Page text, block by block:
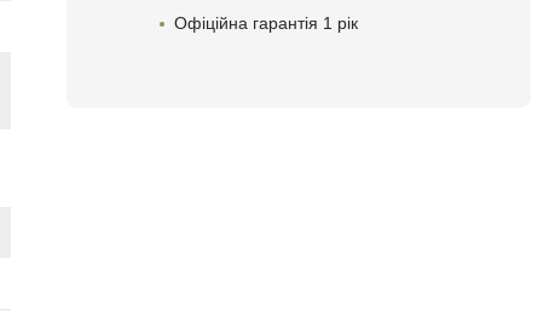
Офіційна гарантія 1 рік